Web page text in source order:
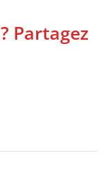
Partagez